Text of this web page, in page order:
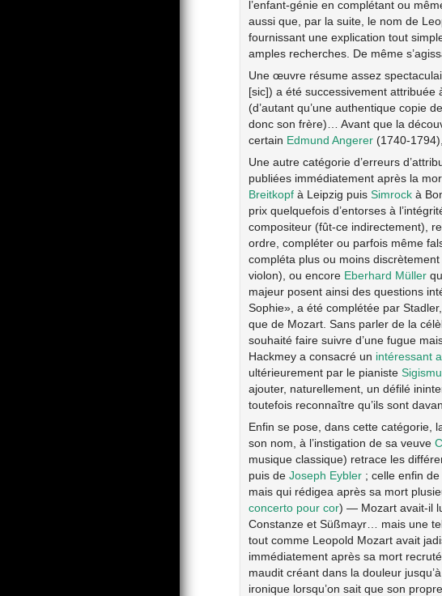
l’enfant-génie en complétant ou
aussi que, par la suite, le nom de
fournissant une explication tout
amples recherches. De même
Une œuvre résume assez
[sic]) a été successivement
(d’autant qu’une authentique copie
donc son frère)… Avant que la
certain Edmund Angerer(1740-
Une autre catégorie d’erreurs
publiées immédiatement après la
Breitkopfà Leipzig puis Simrockà
prix quelquefois d’entorses à
compositeur (fût-ce indirectement),
ordre, compléter ou parfois même
compléta plus ou moins
violon), ou encore Eberhard Müller
majeur posent ainsi des questions
Sophie», a été complétée par Stadler,
que de Mozart. Sans parler de la
souhaité faire suivre d’une fugue
Hackmey a consacré un intéressant
ultérieurement par le pianiste
ajouter, naturellement, un défilé
toutefois reconnaître qu’ils sont
Enfin se pose, dans cette catégorie,
son nom, à l’instigation de sa veuve
musique classique) retrace les
puis de Joseph Eybler; celle enfin de
mais qui rédigea après sa mort
concerto pour cor) — Mozart avait-il
Constanze et Süßmayr… mais une
tout comme Leopold Mozart avait
immédiatement après sa mort
maudit créant dans la douleur
ironique lorsqu’on sait que son